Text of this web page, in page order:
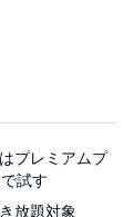
プレミアムプ
試す
放題対象